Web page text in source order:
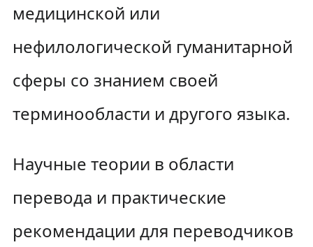
медицинской или
нефилологической гуманитарной
сферы со знанием своей
терминообласти и другого языка.
Научные теории в области
перевода и практические
рекомендации для переводчиков